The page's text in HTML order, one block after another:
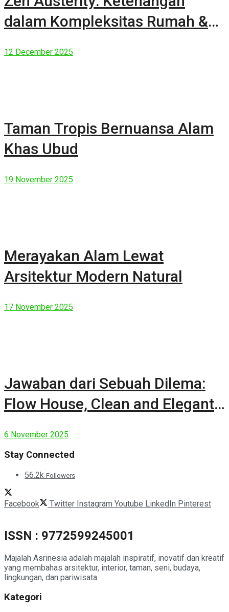
dalam Kompleksitas Rumah &
12 December 2025
Taman Tropis Bernuansa Alam
Khas Ubud
19 November 2025
Merayakan Alam Lewat
Arsitektur Modern Natural
17 November 2025
Jawaban dari Sebuah Dilema:
Flow House, Clean and Elegant
6 November 2025
Stay Connected
56.2k Followers
Facebook Twitter Instagram Youtube LinkedIn Pinterest
ISSN : 9772599245001
Majalah Asrinesia adalah majalah inspiratif, inovatif dan kreatif
yang membahas arsitektur, interior, taman, seni, budaya,
lingkungan, dan pariwisata
Kategori